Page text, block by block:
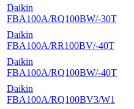
Daikin
FBA100A/RQ100BW/-30T
Daikin
FBA100A/RR100BV/-40T
Daikin
FBA100A/RQ100BW/-40T
Daikin
FBA100A/RQ100BV3/W1